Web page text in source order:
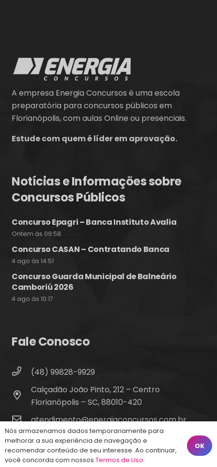
A empresa Energia Concursos é uma escola
preparatória para concursos públicos em
Florianópolis, com aulas Online ou presenciais.
Estude com quem é líder em aprovação.
Notícias e Informações sobre
Concursos Públicos
Concurso Epagri – Banca Instituto Avalia
Ontem às 09:58
Concurso CASAN – Contratando Banca
4 ago às 14:51
Concurso Guarda Municipal de Balneário
Camboriú 2026
4 ago às 10:17
Fale Conosco
(48) 99828-9929
Calçadão João Pinto, 212 – Centro
Florianópolis – SC, 88010-420
atendimento@energiaconcursos.com.br
Nós armazenamos dados temporariamente para
melhorar a sua experiência de navegação e
recomendar conteúdo de seu interesse. Ao continuar,
você concorda com nossos Termos de Uso.
OK